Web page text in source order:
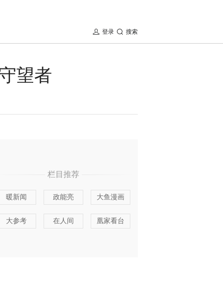
搜索
登录
望者
栏目推荐
暖新闻 政能亮 大鱼漫画
大参考 在人间 凰家看台